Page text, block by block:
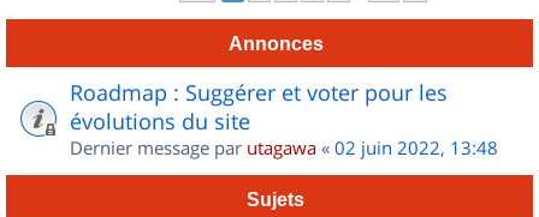
Annonces
Roadmap : Suggérer et voter pour les
évolutions du site
Dernier message par utagawa « 02 juin 2022, 13:48
Sujets